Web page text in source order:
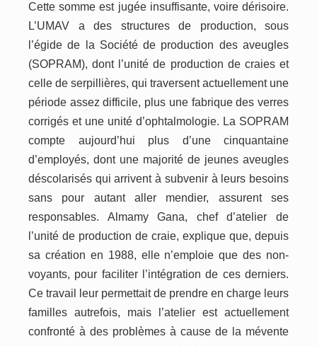
Cette somme est jugée insuffisante, voire dérisoire.
L’UMAV a des structures de production, sous
l’égide de la Société de production des aveugles
(SOPRAM), dont l’unité de production de craies et
celle de serpillières, qui traversent actuellement une
période assez difficile, plus une fabrique des verres
corrigés et une unité d’ophtalmologie. La SOPRAM
compte aujourd’hui plus d’une cinquantaine
d’employés, dont une majorité de jeunes aveugles
déscolarisés qui arrivent à subvenir à leurs besoins
sans pour autant aller mendier, assurent ses
responsables. Almamy Gana, chef d’atelier de
l’unité de production de craie, explique que, depuis
sa création en 1988, elle n’emploie que des non-
voyants, pour faciliter l’intégration de ces derniers.
Ce travail leur permettait de prendre en charge leurs
familles autrefois, mais l’atelier est actuellement
confronté à des problèmes à cause de la mévente